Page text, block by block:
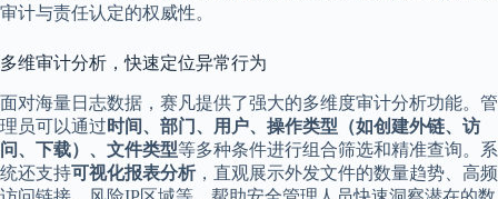
审计与责任认定的权威性。
多维审计分析，快速定位异常行为
面对海量日志数据，赛凡提供了强大的多维度审计分析功能。管
理员可以通过 时间、部门、用户、操作类型（如创建外链、访
问、下载）、文件类型等多种条件进行组合筛选和精准查询。系
统还支持可视化报表分析，直观展示外发文件的数量趋势、高频